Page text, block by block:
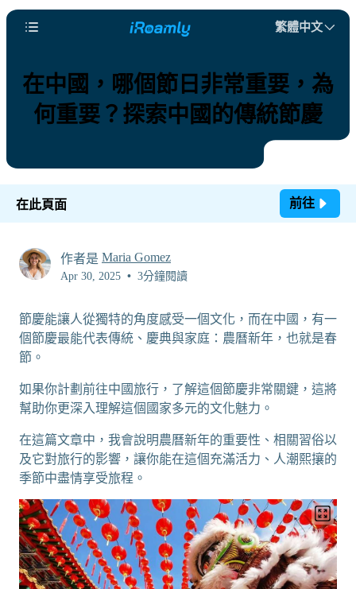
繁體中文
在中國，哪個節日非常重要，為
何重要？探索中國的傳統節慶
在此頁面 前往
作者是 Maria Gomez
Apr 30, 2025 • 3分鐘閱讀
節慶能讓人從獨特的角度感受一個文化，而在中國，有一
個節慶最能代表傳統、慶典與家庭：農曆新年，也就是春
節。
如果你計劃前往中國旅行，了解這個節慶非常關鍵，這將
幫助你更深入理解這個國家多元的文化魅力。
在這篇文章中，我會說明農曆新年的重要性、相關習俗以
及它對旅行的影響，讓你能在這個充滿活力、人潮熙攘的
季節中盡情享受旅程。